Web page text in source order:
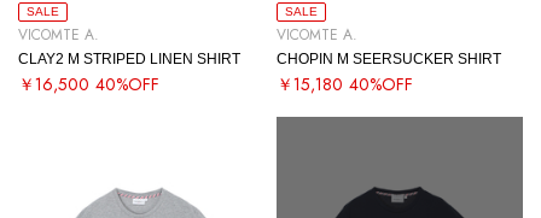
SALE
VICOMTE A.
CLAY2 M STRIPED LINEN SHIRT
￥16,500 40%OFF
SALE
VICOMTE A.
CHOPIN M SEERSUCKER SHIRT
￥15,180 40%OFF